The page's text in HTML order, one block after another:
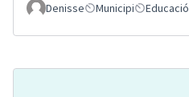
Denisse
Municipi Educació